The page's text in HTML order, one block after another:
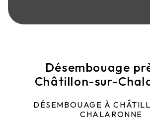
Désembouage
Châtillon-sur-
DÉSEMBOUAGE À
CHALARONNE